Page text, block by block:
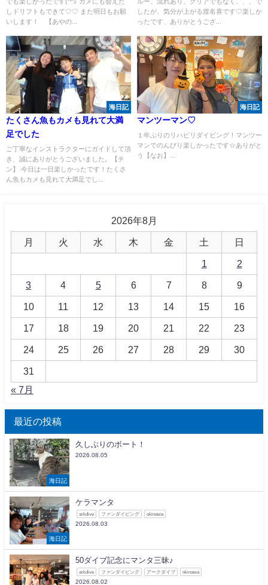
でも楽しかったです(^^♪ カメにも会えた
しドリフトもできて♡♡ また明日もお願
いします！ 【あやの...
ルー、流れあり、クリアでもなく、、、で
したが、気分が上がる渡名喜です♡楽しか
ったです、ありがとうござ...
海日記
たくさん魚もカメも見れて大満
足でした
ご丁寧なインストラクターにガイドして頂
き、誠にありがとうございました。【チ
ン】 今日は一日楽しかったです！たくさ
ん魚もカメも見れて大満足でし...
海日記
マンツーマン♡
１年ぶりのリハビリダイビング！マンツー
マンでのんびり楽しかったです☆ありがと
う【なお】...
2026年8月
月 火 水 木 金 土 日
1 2
3 4 5 6 7 8 9
10 11 12 13 14 15 16
17 18 19 20 21 22 23
24 25 26 27 28 29 30
31
« 7月
最近の投稿
海日記
久しぶりのボート！
2026.08.05
海日記
ケラマンタ
arkdive ファンダイビング okinawa
2026.08.03
50ダイブ記念にマンタ三昧♪
arkdive ファンダイビング アークダイブ okinawa
2026.08.02